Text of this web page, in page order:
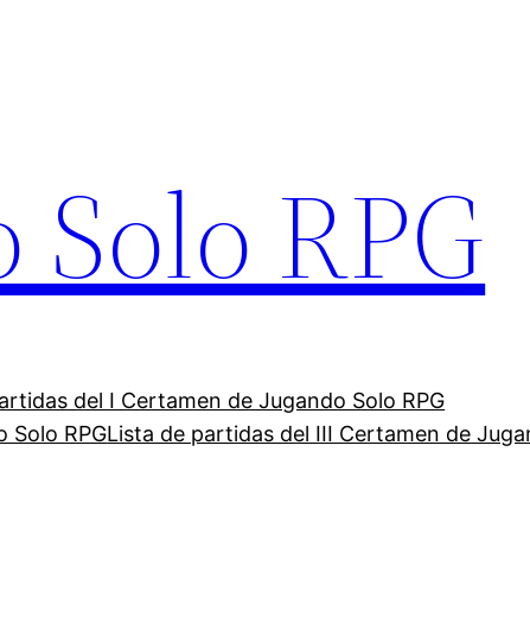
Solo RPG
del I Certamen de Jugando Solo RPG
Solo RPGLista de partidas del III Certamen de